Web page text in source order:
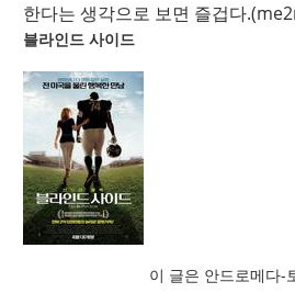
한다는 생각으로 보면 즐겁다.
블라인드 사이드
이 글은 안드로메다-